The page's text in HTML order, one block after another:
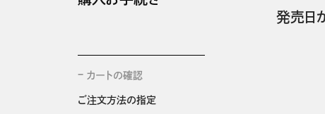
カートの確認
ご注文方法の指定
発売日